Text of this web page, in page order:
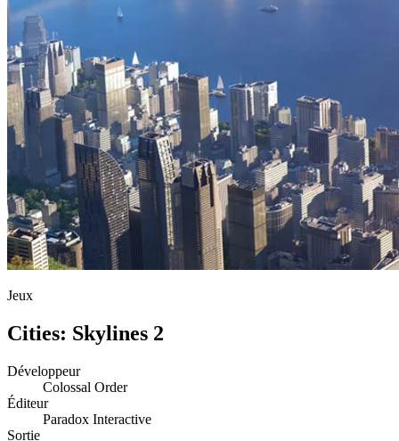
Jeux
Cities: Skylines 2
Développeur
Colossal Order
Éditeur
Paradox Interactive
Sortie